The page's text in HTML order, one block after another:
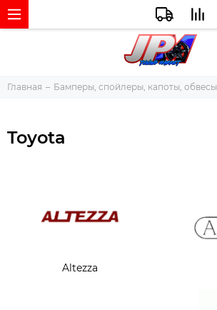
Главная Бамперы, спойлеры, капоты, обвесы
Toyota
Altezza